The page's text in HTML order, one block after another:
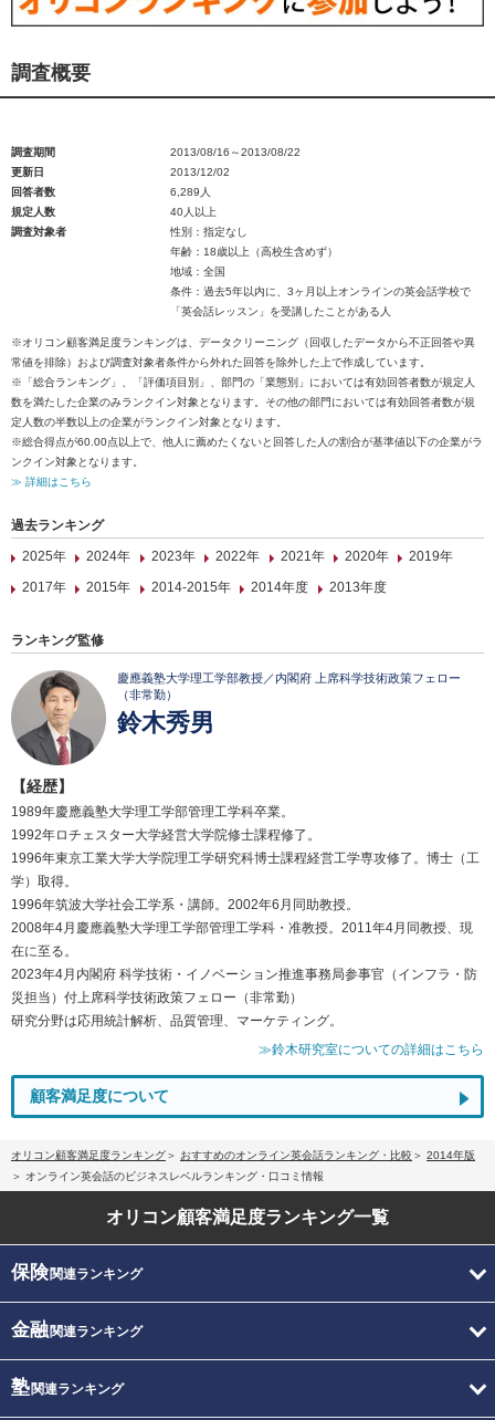
調査概要
調査期間
2013/08/16～2013/08/22
更新日
2013/12/02
回答者数
6,289人
規定人数
40人以上
調査対象者
性別：指定なし
年齢：18歳以上（高校生含めず）
地域：全国
条件：過去5年以内に、3ヶ月以上オンラインの英会話学校で
「英会話レッスン」を受講したことがある人
※オリコン顧客満足度ランキングは、データクリーニング（回収したデータから不正回答や異
常値を排除）および調査対象者条件から外れた回答を除外した上で作成しています。
※「総合ランキング」、「評価項目別」、部門の「業態別」においては有効回答者数が規定人
数を満たした企業のみランクイン対象となります。その他の部門においては有効回答者数が規
定人数の半数以上の企業がランクイン対象となります。
※総合得点が60.00点以上で、他人に薦めたくないと回答した人の割合が基準値以下の企業がラ
ンクイン対象となります。
≫ 詳細はこちら
過去ランキング
2025年
2024年 2023年 2022年 2021年 2020年
2019年
2017年
2015年 2014-2015年 2014年度 2013年度
ランキング監修
慶應義塾大学理工学部教授／内閣府 上席科学技術政策フェロー
（非常勤）
鈴木秀男
【経歴】
1989年慶應義塾大学理工学部管理工学科卒業。
1992年ロチェスター大学経営大学院修士課程修了。
1996年東京工業大学大学院理工学研究科博士課程経営工学専攻修了。博士（工
学）取得。
1996年筑波大学社会工学系・講師。2002年6月同助教授。
2008年4月慶應義塾大学理工学部管理工学科・准教授。2011年4月同教授、現
在に至る。
2023年4月内閣府 科学技術・イノベーション推進事務局参事官（インフラ・防
災担当）付上席科学技術政策フェロー（非常勤）
研究分野は応用統計解析、品質管理、マーケティング。
≫鈴木研究室についての詳細はこちら
顧客満足度について
オリコン顧客満足度ランキング おすすめのオンライン英会話ランキング・比較
2014年版
オンライン英会話のビジネスレベルランキング・口コミ情報
オリコン顧客満足度ランキング一覧
保険関連ランキング
金融関連ランキング
塾関連ランキング